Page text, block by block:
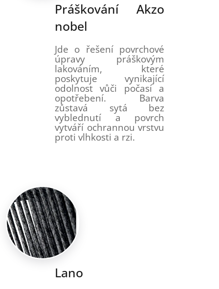
Práškování Akzo
nobel
Jde o řešení povrchové
úpravy práškovým
lakováním, které
poskytuje vynikající
odolnost vůči počasí a
opotřebení. Barva
zůstavá sytá bez
vyblednutí a povrch
vytváří ochrannou vrstvu
proti vlhkosti a rzi.
Lano